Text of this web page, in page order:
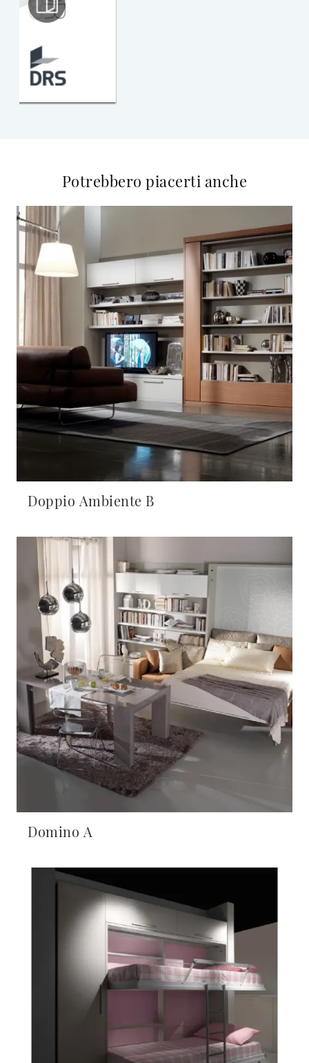
Potrebbero piacerti anche
Doppio Ambiente B
Domino A